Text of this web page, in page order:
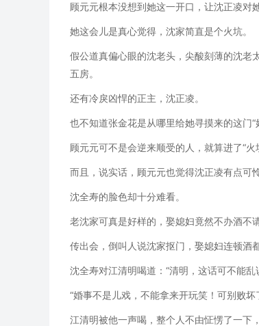
顾元元根本没想到她这一开口，让沈正凌对
她这会儿是真心觉得，沈家简直是个火坑。
假公道真偏心眼的沈老头，尖酸刻薄的沈老
五房。
还有冷戾凶悍的正主，沈正凌。
也不知道张金花是从哪里给她寻摸来的这门“
顾元元可不是会逆来顺受的人，就算进了“
而且，说实话，顾元元也觉得沈正凌有点可
沈全寿的脸色却十分难看。
老沈家可真是好样的，娶媳妇竟然不办酒不
传出会，倒叫人说沈家抠门，娶媳妇连顿酒
沈全寿对江清明喝道：“清明，这话可不能乱
“婚事不是儿戏，不能拿来开玩笑！可别败坏
江清明被他一声喝，整个人不由怔愣了一下